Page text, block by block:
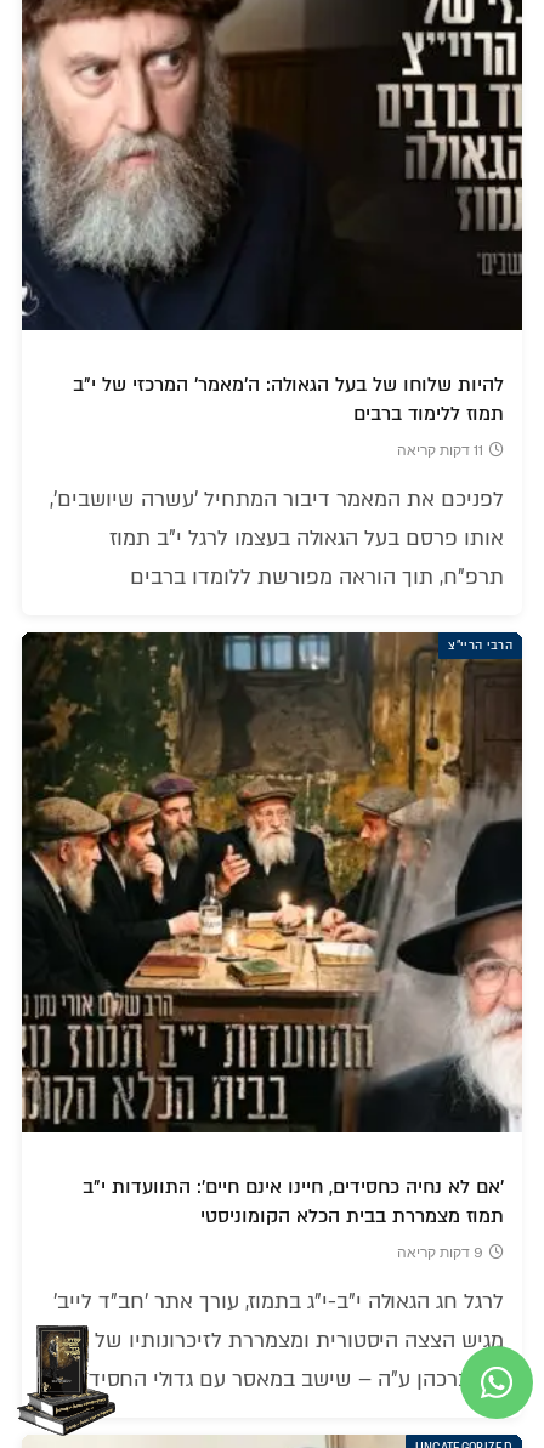
להיות שלוחו של בעל הגאולה: ה'מאמר' המרכזי של י"ב
תמוז ללימוד ברבים
11 דקות קריאה
לפניכם את המאמר דיבור המתחיל 'עשרה שיושבים',
אותו פרסם בעל הגאולה בעצמו לרגל י"ב תמוז
תרפ"ח, תוך הוראה מפורשת ללומדו ברבים
הרבי הריי"צ
'אם לא נחיה כחסידים, חיינו אינם חיים': התוועדות י"ב
תמוז מצמררת בבית הכלא הקומוניסטי
9 דקות קריאה
לרגל חג הגאולה י"ב-י"ג בתמוז, עורך אתר 'חב"ד לייב'
מגיש הצצה היסטורית ומצמררת לזיכרונותיו של הרב
נתן ברכהן ע"ה – שישב במאסר עם גדולי החסידים